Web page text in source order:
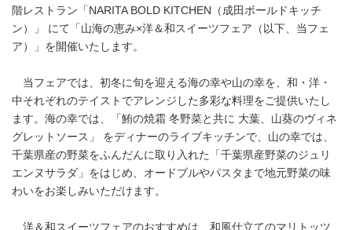
階レストラン「NARITA BOLD KITCHEN（成田ボールドキッチ
ン）」 にて「山海の恵み×洋＆和スイーツフェア（以下、当フェ
ア）」を開催いたします。
当フェアでは、初冬に旬を迎える海の幸や山の幸を、和・洋・
中それぞれのテイストでアレンジした多彩な料理をご提供いたし
ます。海の幸では、「鮪の焼霜 冬野菜と共に 大葉、山葵のヴィネ
グレットソース」 をディナーのライブキッチンで、山の幸では、
千葉県産の野菜をふんだんに取り入れた「千葉県産野菜のジュリ
エンヌサラダ」をはじめ、オードブルやパスタまで地元野菜の味
わいをお楽しみいただけます。
洋＆和スイーツフェアのおすすめは、和風仕立てのマリトッツ